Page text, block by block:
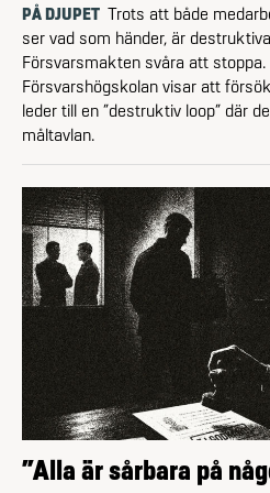
PÅ DJUPET Trots att både
ser vad som händer, är
Försvarsmakten svåra att
Försvarshögskolan visar att
leder till en ”destruktiv loop” där
måltavlan.
”Alla är sårbara på